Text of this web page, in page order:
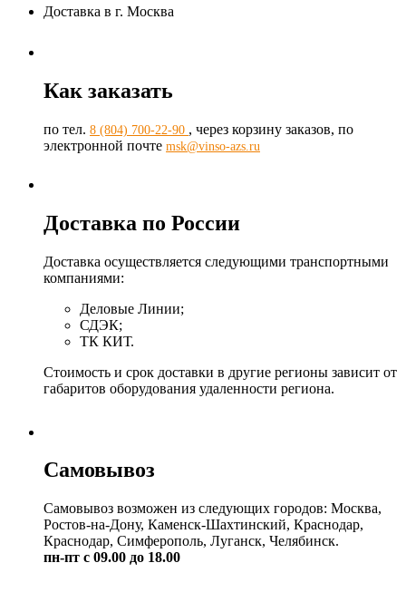
Доставка в г. Москва
Как заказать
по тел. 8 (804) 700-22-90 , через корзину заказов, по
электронной почте msk@vinso-azs.ru
Доставка по России
Доставка осуществляется следующими транспортными
компаниями:
Деловые Линии;
СДЭК;
ТК КИТ.
Стоимость и срок доставки в другие регионы зависит от
габаритов оборудования удаленности региона.
Самовывоз
Самовывоз возможен из следующих городов: Москва,
Ростов-на-Дону, Каменск-Шахтинский, Краснодар,
Краснодар, Симферополь, Луганск, Челябинск.
пн-пт с 09.00 до 18.00